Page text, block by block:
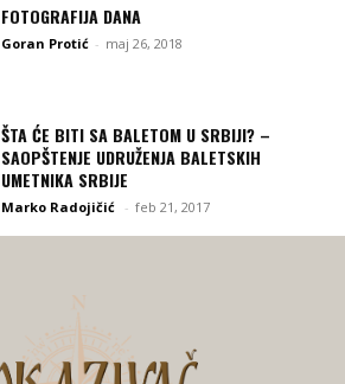
FOTOGRAFIJA DANA
Goran Protić - maj 26, 2018
ŠTA ĆE BITI SA BALETOM U SRBIJI? –
SAOPŠTENJE UDRUŽENJA BALETSKIH
UMETNIKA SRBIJE
Marko Radojičić - feb 21, 2017